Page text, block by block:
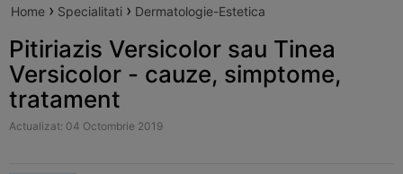
Home › Specialitati › Dermatologie-Estetica
Pitiriazis Versicolor sau Tinea
Versicolor - cauze, simptome,
tratament
Actualizat: 04 Octombrie 2019